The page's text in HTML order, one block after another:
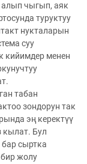
алып чыгып, аяк
туруктуу
нукталарын
суу
кийимдер менен
табан
зондорун так
эң керектүү
кылат. Бул
сыртка
жолу